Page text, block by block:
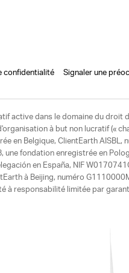
confidentialité Signaler une
active dans le domaine du
à but non lucratif («
en Belgique, ClientEarth
une fondation enregistrée en
en España, NIF
à Beijing, numéro
responsabilité limitée par